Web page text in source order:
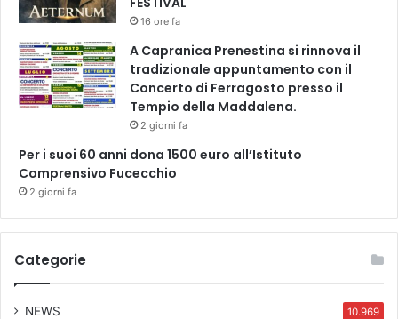
16 ore fa
A Capranica Prenestina si rinnova il
tradizionale appuntamento con il
Concerto di Ferragosto presso il
Tempio della Maddalena.
2 giorni fa
Per i suoi 60 anni dona 1500 euro all’Istituto
Comprensivo Fucecchio
2 giorni fa
Categorie
NEWS 10.969